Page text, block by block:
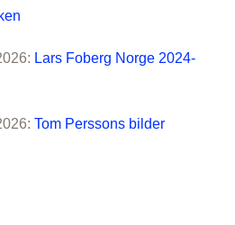
Lars Foberg Norge 2024-
Tom Perssons bilder